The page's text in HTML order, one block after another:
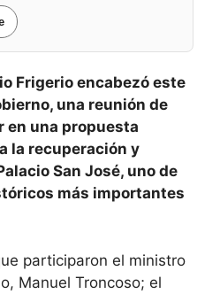
Frigerio encabezó este
una reunión de
en una propuesta
la recuperación y
San José, uno de
más importantes
participaron el ministro
Manuel Troncoso; el